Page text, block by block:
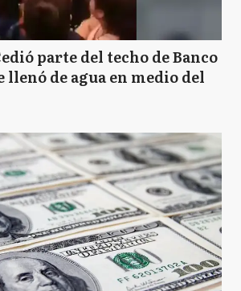
parte del techo de Banco
llenó de agua en medio del